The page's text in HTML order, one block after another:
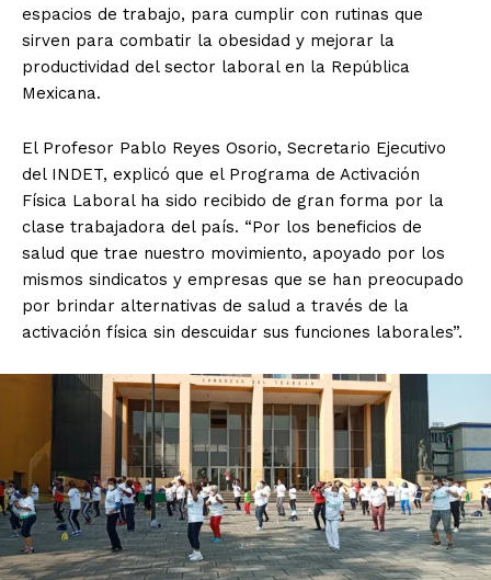
espacios de trabajo, para cumplir con rutinas que
sirven para combatir la obesidad y mejorar la
productividad del sector laboral en la República
Mexicana.
El Profesor Pablo Reyes Osorio, Secretario Ejecutivo
del INDET, explicó que el Programa de Activación
Física Laboral ha sido recibido de gran forma por la
clase trabajadora del país. “Por los beneficios de
salud que trae nuestro movimiento, apoyado por los
mismos sindicatos y empresas que se han preocupado
por brindar alternativas de salud a través de la
activación física sin descuidar sus funciones laborales”.